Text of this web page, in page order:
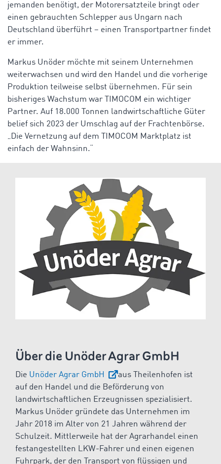
jemanden benötigt, der Motorersatzteile bringt oder
einen gebrauchten Schlepper aus Ungarn nach
Deutschland überführt – einen Transportpartner findet
er immer.
Markus Unöder möchte mit seinem Unternehmen
weiterwachsen und wird den Handel und die vorherige
Produktion teilweise selbst übernehmen. Für sein
bisheriges Wachstum war TIMOCOM ein wichtiger
Partner. Auf 18.000 Tonnen landwirtschaftliche Güter
belief sich 2023 der Umschlag auf der Frachtenbörse.
„Die Vernetzung auf dem TIMOCOM Marktplatz ist
einfach der Wahnsinn.“
Über die Unöder Agrar GmbH
Die Unöder Agrar GmbH
aus Theilenhofen ist
auf den Handel und die Beförderung von
landwirtschaftlichen Erzeugnissen spezialisiert.
Markus Unöder gründete das Unternehmen im
Jahr 2018 im Alter von 21 Jahren während der
Schulzeit. Mittlerweile hat der Agrarhandel einen
festangestellten LKW-Fahrer und einen eigenen
Fuhrpark, der den Transport von flüssigen und